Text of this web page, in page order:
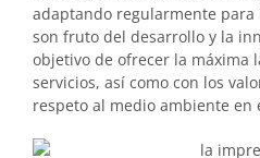
adaptando regularmente
son fruto del desarrollo y la
objetivo de ofrecer la máxima
servicios, así como con los
respeto al medio ambiente en